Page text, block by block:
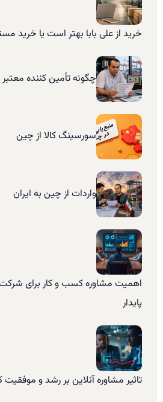
خرید از علی بابا بهتر است یا خرید
چگونه تأمین کننده
سورسینگ کالا از چین
واردات از چین به ایران
اهمیت مشاوره کسب و کار برای
پایدار
تاثیر مشاوره آنلاین بر رشد و